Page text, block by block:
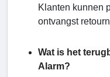
Klanten kunnen
ontvangst
Wat is het
Alarm?